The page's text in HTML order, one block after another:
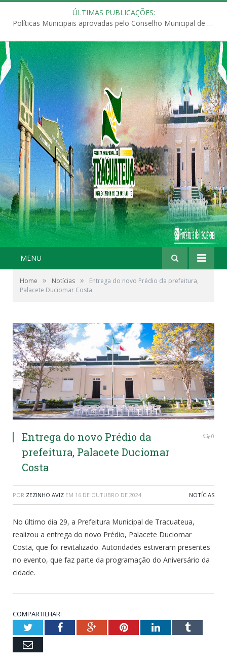
ÚLTIMAS PUBLICAÇÕES:
Políticas Municipais aprovadas pelo Conselho Municipal de Educação (CME)
MENU
Home » Notícias »
Entrega do novo Prédio da prefeitura,
Palacete Duciomar Costa
Entrega do novo Prédio da
prefeitura, Palacete Duciomar
Costa
0
POR ZEZINHO AVIZ EM 16 DE OUTUBRO DE 2024 NOTÍCIAS
No último dia 29, a Prefeitura Municipal de Tracuateua,
realizou a entrega do novo Prédio, Palacete Duciomar
Costa, que foi revitalizado. Autoridades estiveram presentes
no evento, que faz parte da programação do Aniversário da
cidade.
COMPARTILHAR:
TwitterFacebookGoogle+PinterestLinkedInTumblr
Email